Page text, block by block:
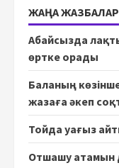
ЖАҢА ЖАЗБАЛАР
Абайсызда
өртке орады
Баланың көзінше
жазаға әкеп
Тойда уағыз
Отшашу атамын